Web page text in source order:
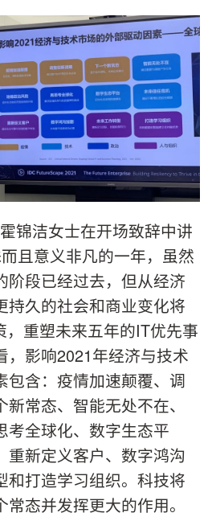
锦洁女士在开场致辞中讲
且意义非凡的一年，虽然
阶段已经过去，但从经济
持久的社会和商业变化将
重塑未来五年的IT优先事
，影响2021年经济与技术
包含：疫情加速颠覆、调
常态、智能无处不在、
考全球化、数字生态平
重新定义客户、数字鸿沟
和打造学习组织。科技将
态并发挥更大的作用。